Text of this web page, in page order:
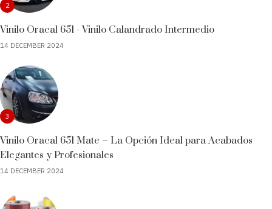
2
Vinilo Oracal 651 - Vinilo Calandrado Intermedio
14 DECEMBER 2024
3
Vinilo Oracal 651 Mate – La Opción Ideal para Acabados
Elegantes y Profesionales
14 DECEMBER 2024